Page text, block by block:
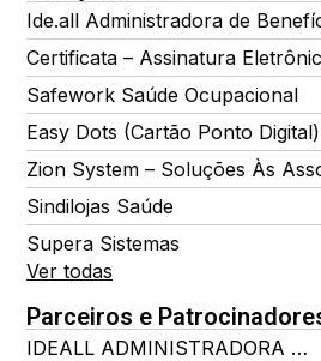
Ide.all Administradora de
Certificata – Assinatura
Safework Saúde Ocupacional
Easy Dots (Cartão Ponto Digital)
Zion System – Soluções Às
Sindilojas Saúde
Supera Sistemas
Ver todas
Parceiros e
IDEALL ADMINISTRADORA DE BENEFÍCIOS